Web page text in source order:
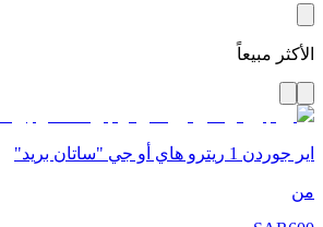
الأكثر مبيعاً
اير جوردن 1 ريترو هاي أو جي "ساتان بريد"
من